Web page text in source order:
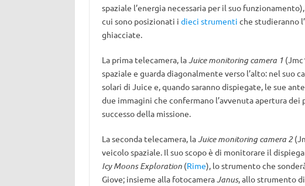
spaziale l’energia necessaria per il suo
cui sono posizionati i dieci strumenti che studieranno
ghiacciate.
La prima telecamera, laJuice monitoring camera 1
spaziale e guarda diagonalmente verso l’alto: nel suo
solari di Juice e, quando saranno dispiegate, le sue
due immagini che confermano l’avvenuta apertura
successo della missione.
La seconda telecamera, laJuice monitoring camera 2
veicolo spaziale. Il suo scopo è di monitorare il
Icy Moons Exploration(Rime), lo strumento che
Giove; insieme alla fotocameraJanus, allo strumento